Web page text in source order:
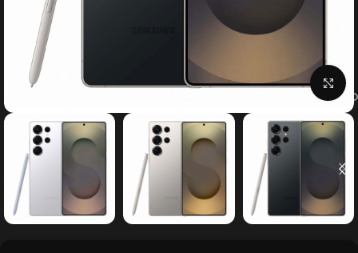
بزرگنمایی تصویر